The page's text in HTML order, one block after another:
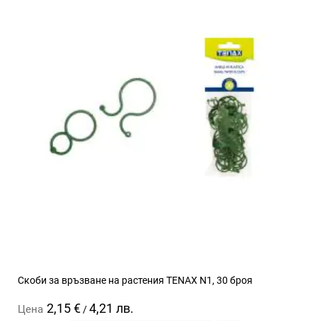
Скоби за връзване на растения TENAX N1, 30 броя
Цена 2,15 € /4,21 лв.